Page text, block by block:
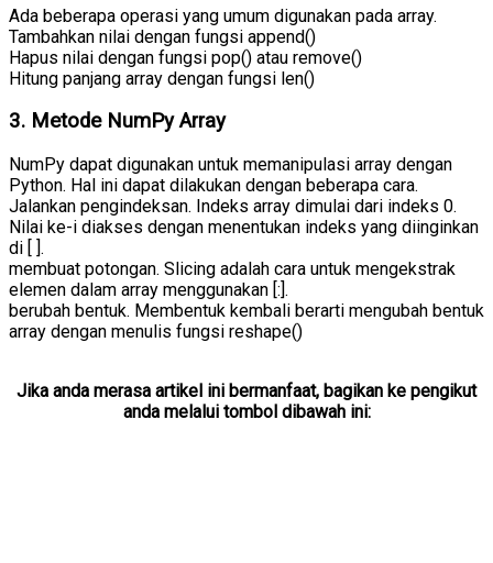
Ada beberapa operasi yang umum digunakan pada array.
Tambahkan nilai dengan fungsi append()
Hapus nilai dengan fungsi pop() atau remove()
Hitung panjang array dengan fungsi len()
3. Metode NumPy Array
NumPy dapat digunakan untuk memanipulasi array dengan
Python. Hal ini dapat dilakukan dengan beberapa cara.
Jalankan pengindeksan. Indeks array dimulai dari indeks 0.
Nilai ke-i diakses dengan menentukan indeks yang diinginkan
di [ ].
membuat potongan. Slicing adalah cara untuk mengekstrak
elemen dalam array menggunakan [:].
berubah bentuk. Membentuk kembali berarti mengubah bentuk
array dengan menulis fungsi reshape()
Jika anda merasa artikel ini bermanfaat, bagikan ke pengikut
anda melalui tombol dibawah ini: